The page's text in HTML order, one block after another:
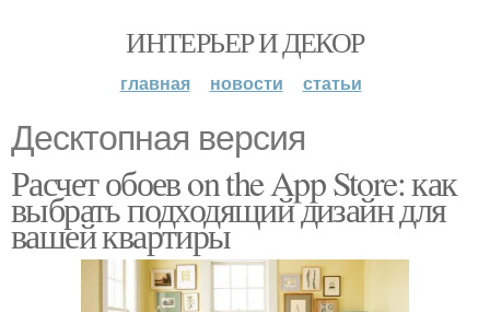
ИНТЕРЬЕР И ДЕКОР
главная новости статьи
Десктопная версия
Расчет обоев on the App Store: как
выбрать подходящий дизайн для
вашей квартиры